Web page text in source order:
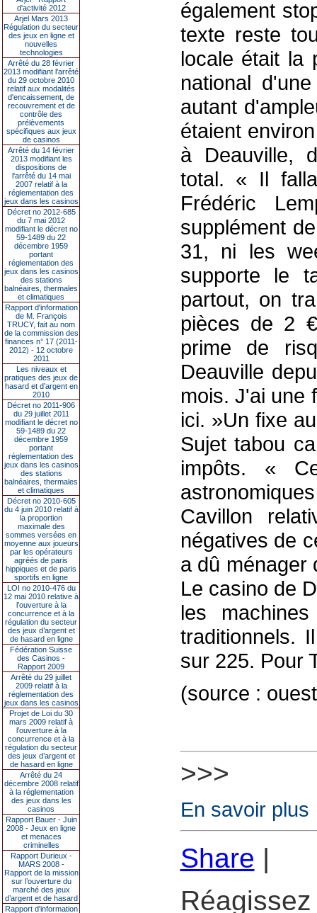
d'activité 2012
Arjel Mars 2013
Régulation du secteur
des jeux en ligne et
nouvelles
technologies
Arrêté du 28 février
2013 modifiant l'arrêté
du 29 octobre 2010
relatif aux modalités
d'encaissement, de
recouvrement et de
contrôle des
prélèvements
spécifiques aux jeux
de casinos
Arrêté du 14 février
2013 modifiant les
dispositions de
l'arrêté du 14 mai
2007 relatif à la
réglementation des
jeux dans les casinos
Décret no 2012-685
du 7 mai 2012
modifiant le décret no
59-1489 du 22
décembre 1959
portant
réglementation des
jeux dans les casinos
des stations
balnéaires, thermales
et climatiques
Rapport d'information
de M. François
TRUCY, fait au nom
de la commission des
finances n° 17 (2011-
2012) - 12 octobre
2011
Les niveaux et
pratiques des jeux de
hasard et d’argent en
2010
Décret no 2011-906
du 29 juillet 2011
modifiant le décret no
59-1489 du 22
décembre 1959
portant
réglementation des
jeux dans les casinos
des stations
balnéaires, thermales
et climatiques
Décret no 2010-605
du 4 juin 2010 relatif à
la proportion
maximale des
sommes versées en
moyenne aux joueurs
par les opérateurs
agréés de paris
hippiques et de paris
sportifs en ligne
LOI no 2010-476 du
12 mai 2010 relative à
l’ouverture à la
concurrence et à la
régulation du secteur
des jeux d’argent et
de hasard en ligne
Fédération Suisse
des Casinos -
Rapport 2009
Arrêté du 29 juillet
2009 relatif à la
réglementation des
jeux dans les casinos
Projet de Loi du 30
mars 2009 relatif à
l’ouverture à la
concurrence et à la
régulation du secteur
des jeux d’argent et
de hasard en ligne
Arrêté du 24
décembre 2008 relatif
à la réglementation
des jeux dans les
casinos
Rapport Bauer - Juin
2008 - Jeux en ligne
et menaces
criminelles
Rapport Durieux -
MARS 2008 -
Rapport de la mission
sur l’ouverture du
marché des jeux
d’argent et de hasard
Rapport d'information
également
texte reste
locale était la
national
autant
étaient
à Deauville,
total. « Il
Frédéric
supplément
31, ni les
supporte le
partout, on
pièces de 2
prime de
Deauville
mois. J'ai une
ici. »Un fixe
Sujet tabou
impôts. «
Cavillon
négatives de
a dû ménager
Le casino de
les
traditionnels.
sur 225. Pour
(source :
>>>
En savoir plus
Share |